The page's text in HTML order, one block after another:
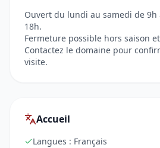
Ouvert du lundi au samedi de 9h
18h.
Fermeture possible hors saison
Contactez le domaine pour
visite.
Accueil
Langues : Français